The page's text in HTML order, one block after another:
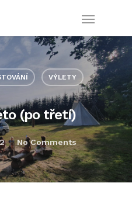
VÝLETY
(po třetí)
No Comments